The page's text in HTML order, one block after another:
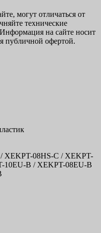
могут отличаться от
технические
на сайте носит
публичной офертой.
XEKPT-08HS-C / XEKPT-
10EU-B / XEKPT-08EU-B